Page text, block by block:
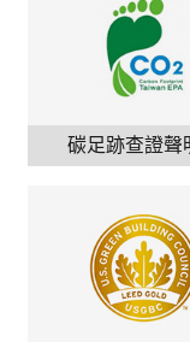
碳足跡查證聲